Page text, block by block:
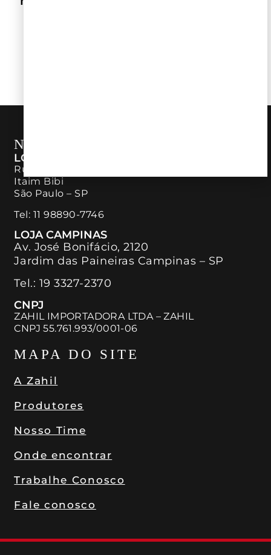
NOSSAS LOJAS
LOJA ITAIM BIBI
Rua Bandeira Paulista, 726 – Piso Térreo
Itaim Bibi
São Paulo – SP
Tel: 11 98890-7746
LOJA CAMPINAS
Av. José Bonifácio, 2120
Jardim das Paineiras Campinas – SP
Tel.: 19 3327-2370
CNPJ
ZAHIL IMPORTADORA LTDA – ZAHIL
CNPJ 55.761.993/0001-06
MAPA DO SITE
A Zahil
Produtores
Nosso Time
Onde encontrar
Trabalhe Conosco
Fale conosco